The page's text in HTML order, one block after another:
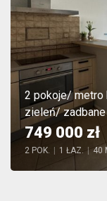
2 pokoje/
zieleń/
749 000 zł
2 POK. 1 ŁAZ. | 40